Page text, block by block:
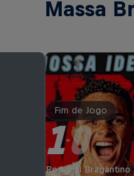
Massa
Fim de Jogo
1-0
Red Bull Bragantino